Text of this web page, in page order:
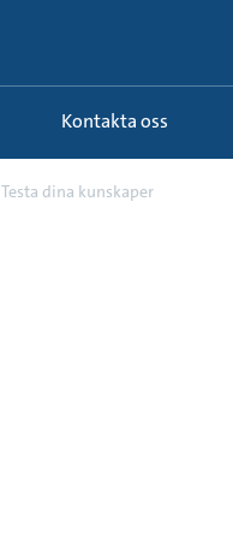
Kontakta oss
Testa dina kunskaper